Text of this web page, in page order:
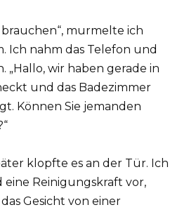
brauchen“, murmelte ich
Ich nahm das Telefon und
„Hallo, wir haben gerade in
und das Badezimmer
Können Sie jemanden
klopfte es an der Tür. Ich
Reinigungskraft vor,
Gesicht von einer